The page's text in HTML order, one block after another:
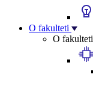
O fakulteti
O fakulteti